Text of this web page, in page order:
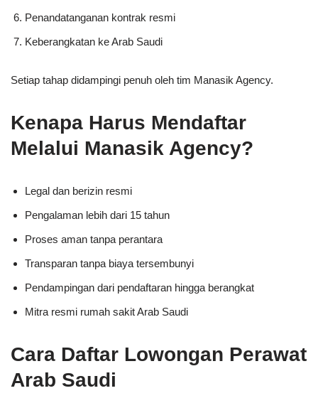
Penandatanganan kontrak resmi
Keberangkatan ke Arab Saudi
Setiap tahap didampingi penuh oleh tim Manasik Agency.
Kenapa Harus Mendaftar
Melalui Manasik Agency?
Legal dan berizin resmi
Pengalaman lebih dari 15 tahun
Proses aman tanpa perantara
Transparan tanpa biaya tersembunyi
Pendampingan dari pendaftaran hingga berangkat
Mitra resmi rumah sakit Arab Saudi
Cara Daftar Lowongan Perawat
Arab Saudi